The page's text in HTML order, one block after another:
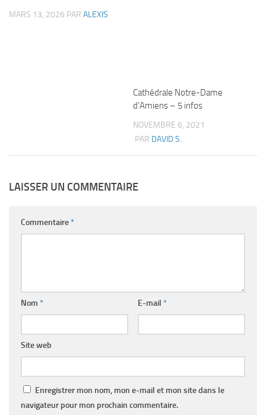
MARS 13, 2026 PAR ALEXIS
Cathédrale Notre-Dame
d’Amiens – 5 infos
NOVEMBRE 6, 2021
PAR DAVID S.
LAISSER UN COMMENTAIRE
Commentaire*
Nom * E-mail *
Site web
Enregistrer mon nom, mon e-mail et mon site dans le
navigateur pour mon prochain commentaire.